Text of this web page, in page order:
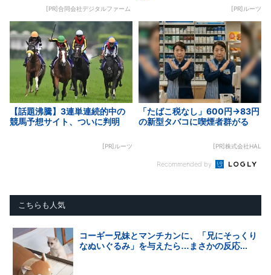
[PR]合同会社デジタルファーム [PR]ルーツ
【話題沸騰】3連単連続的中の
競馬予想サイト、ついに判明
[PR]ルーツ
「たばこ税なし」600円→83円
の新型タバコに喫煙者群がる
[PR]株式会社HAL
Recommended by
こちらも人気
コーギー兄妹とマンチカンに、「兄にそっくり
なぬいぐるみ」を与えたら…まさかの反応...